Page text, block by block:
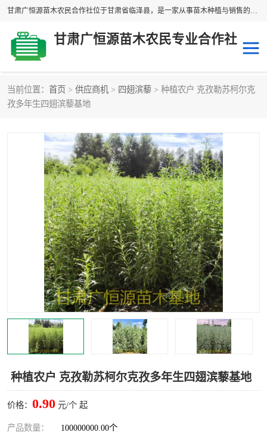
甘肃广恒源苗木农民合作社位于甘肃省临泽县，是一家从事苗木种植与销售的农民合作组织，合作社拥有苗木基地1500多亩，种植苗木品种40多个，年产各类苗木2000多万株。主营：白刺苗、红柳苗、梭梭苗等，我们以“种植一流的苗子，诚信经营”的经营理念，竭诚为每一位客户做优质的服务，欢迎来电咨询！
甘肃广恒源苗木农民专业合作社
当前位置： 首页 > 供应商机 > 四翅滨藜 > 种植农户 克孜勒苏柯尔克
孜多年生四翅滨藜基地
种植农户 克孜勒苏柯尔克孜多年生四翅滨藜基地
价格： 0.90 元/个 起
产品数量： 100000000.00个
新疆杨
圆冠榆 柠条
白刺苗
沙枣树 红柳苗
沙棘苗 柽柳苗
砂生槐 四翅滨藜